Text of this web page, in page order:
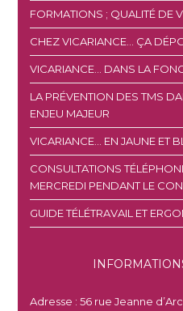
FORMATIONS ; QUALITÉ DE
CHEZ VICARIANCE… ÇA
VICARIANCE… DANS LA
LA PRÉVENTION DES TMS
ENJEU MAJEUR
VICARIANCE… EN JAUNE ET
CONSULTATIONS
MERCREDI PENDANT LE
GUIDE TÉLÉTRAVAIL ET
Adresse : 56 rue Jeanne